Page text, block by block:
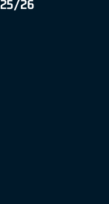
26